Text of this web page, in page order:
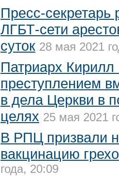
Пресс-секретарь
ЛГБТ-сети
суток 28 мая 2021
Патриарх Кирилл
преступлением
в дела Церкви в
целях 25 мая 2021
В РПЦ призвали
вакцинацию
года, 20:09